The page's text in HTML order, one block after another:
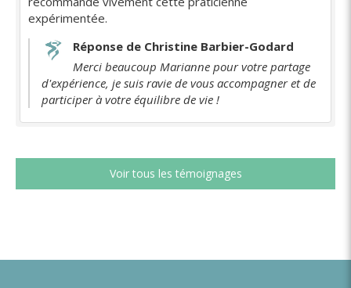
expérimentée.
Réponse de Christine Barbier-Godard
Merci beaucoup Marianne pour votre partage
d'expérience, je suis ravie de vous accompagner et de
participer à votre équilibre de vie !
Voir tous les témoignages